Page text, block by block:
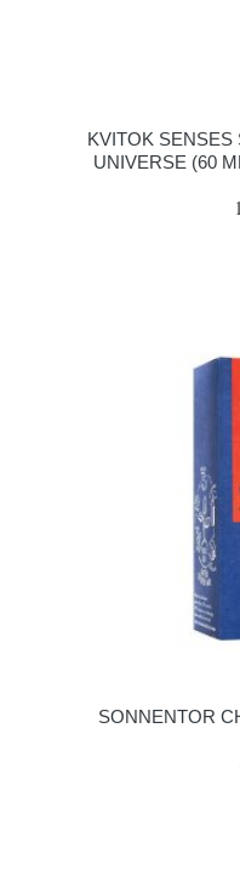
KVITOK SENSES
UNIVERSE (60
SONNENTOR